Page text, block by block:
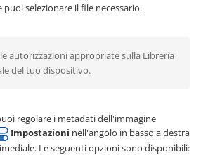
selezionare il file necessario.
autorizzazioni appropriate sulla Libreria
del tuo dispositivo.
regolare i metadati dell'immagine
Impostazioni nell'angolo in basso a destra
Le seguenti opzioni sono disponibili: